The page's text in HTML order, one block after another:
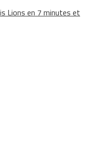
Lions en 7 minutes et